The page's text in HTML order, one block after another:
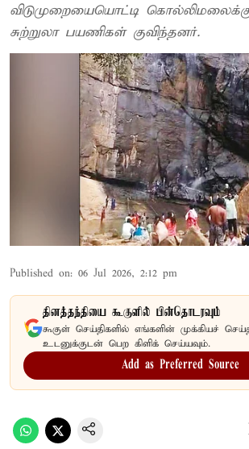
விடுமுறையையொட்டி
சுற்றுலா பயணிகள் குவிந்தனர்.
Published on: 06 Jul 2026, 2:12 pm
தினத்தந்தியை கூகுளில் பின்தொடரவும்
கூகுள் செய்திகளில் எங்களின் முக்கியச்
உடனுக்குடன் பெற கிளிக் செய்யவும்.
Add as Preferred Source